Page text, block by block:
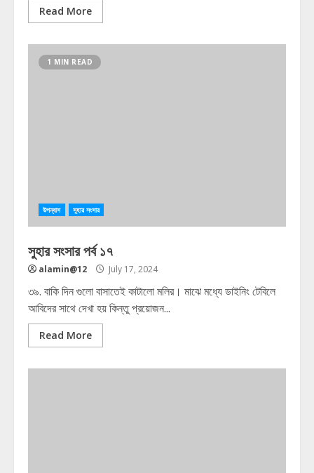
Read More
1 MIN READ
উপন্যাস সুহার সংসার
সুহার সংসার পর্ব ১৭
alamin@12 July 17, 2024
৩৯. বাকি দিন গুলো বাসাতেই কাটালো মলির। মাঝে মধ্যে ডাইনিং টেবিলে
আবিদের সাথে দেখা হয় কিন্তু প্রয়োজন...
Read More